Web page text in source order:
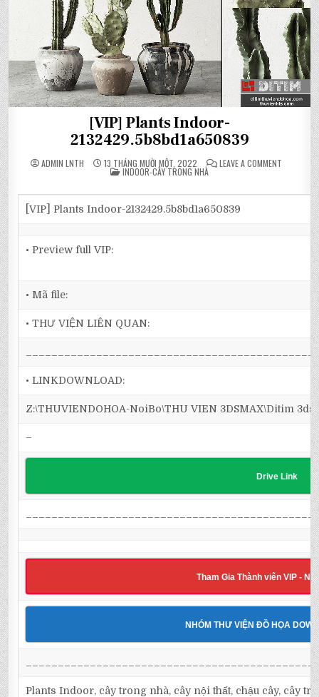
[VIP] Plants Indoor-
2132429.5b8bd1a650839
ADMIN LNTH 13 THÁNG MƯỜI MỘT, 2022 LEAVE A COMMENTON
POSTED
IN
INDOOR-CÂY TRONG NHÀ
[VIP] Plants Indoor-2132429.5b8bd1a650839
• Preview full VIP:
• Mã file:
• THƯ VIỆN LIÊN QUAN:
• LINKDOWNLOAD:
Z:\THUVIENDOHOA-NoiBo\THU VIEN 3DSMAX\Ditim
–
Drive Link
Tham Gia Thành viên VIP -
NHÓM THƯ VIỆN ĐỒ HỌA
Plants Indoor, cây trong nhà, cây nội thất, chậu cây, cây